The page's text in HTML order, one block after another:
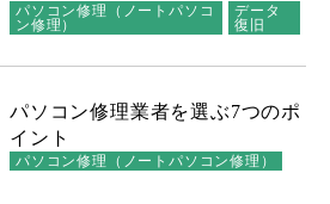
パソコン修理（ノートパソコ
ン修理）
データ
復旧
パソコン修理業者を選ぶ7つのポ
イント
パソコン修理（ノートパソコン修理）